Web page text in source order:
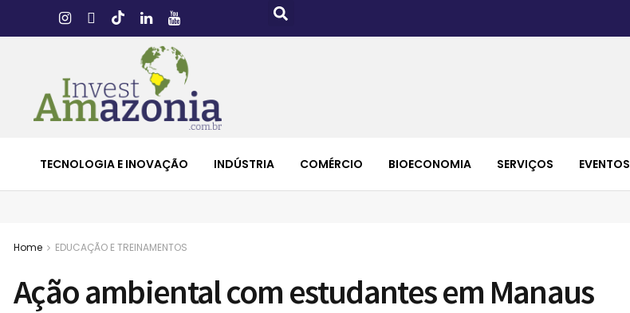
TECNOLOGIA E INOVAÇÃO INDÚSTRIA COMÉRCIO BIOECONOMIA SERVIÇOS EVENTOS
Home EDUCAÇÃO E TREINAMENTOS
Ação ambiental com estudantes em Manaus